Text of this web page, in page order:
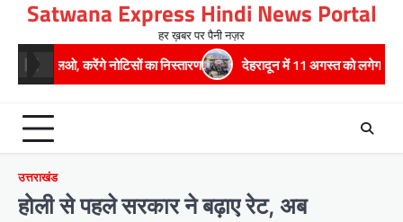
content
Satwana Express Hindi News Portal
हर ख़बर पर पैनी नज़र
नोटिसों का निस्तारण ​देहरादून में 11 अगस्त को लगेगा एक दिवसीय रोजगार
उत्तराखंड
होली से पहले सरकार ने बढ़ाए रेट, अब